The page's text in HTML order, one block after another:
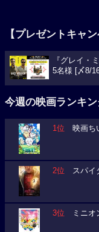
【プレゼントキャ
『グレイ・
5名様 [〆8/
今週の映画ランキ
1位 映画ち
2位 スパイ
3位 ミニオ